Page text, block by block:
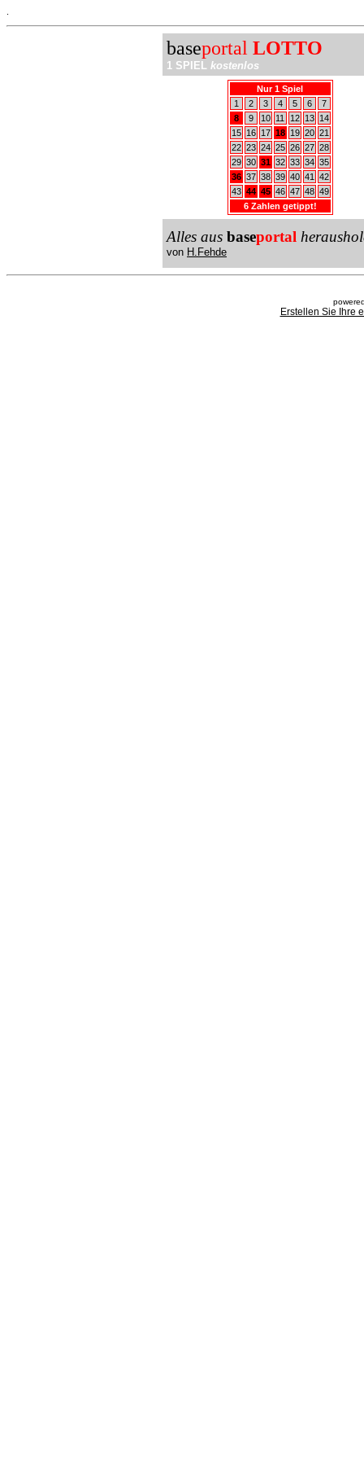
baseportal LOTTO
1 SPIEL kostenlos
Nur 1 Spiel
1
2 3 4 5 6
7
8
9 10 11 12 13
14
15
16 17 18 19 20 21
22 23 24 25 26 27 28
29 30 31 32 33 34 35
36 37 38 39 40 41
42
43 44 45 46 47 48 49
6 Zahlen getippt!
Alles aus baseportal
von H.Fehde
Erstellen Sie Ihre